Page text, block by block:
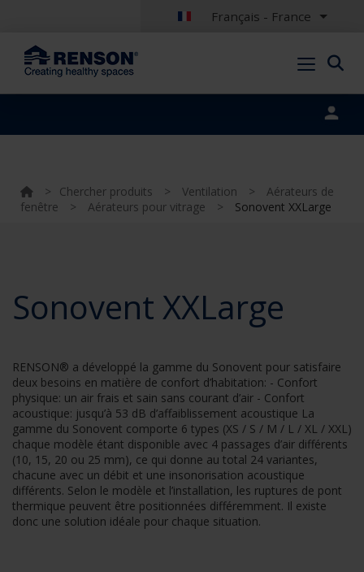
Français - France
> Chercher produits > Ventilation >
Aérateurs de
fenêtre
> Aérateurs pour vitrage > Sonovent XXLarge
Sonovent XXLarge
RENSON® a développé la gamme du Sonovent pour satisfaire
deux besoins en matière de confort d’habitation: - Confort
physique: un air frais et sain sans courant d’air - Confort
acoustique: jusqu’à 53 dB d’affaiblissement acoustique La
gamme du Sonovent comporte 6 types (XS / S / M / L / XL / XXL)
chaque modèle étant disponible avec 4 passages d’air différents
(10, 15, 20 ou 25 mm), ce qui donne au total 24 variantes,
chacune avec un débit et une insonorisation acoustique
différents. Selon le modèle et l’installation, les ruptures de pont
thermique peuvent être positionnées différemment. Il existe
donc une solution idéale pour chaque situation.